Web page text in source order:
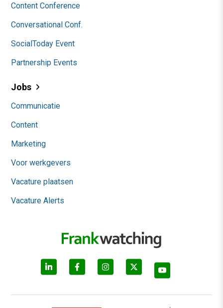
Content Conference
Conversational Conf.
SocialToday Event
Partnership Events
Jobs
Communicatie
Content
Marketing
Voor werkgevers
Vacature plaatsen
Vacature Alerts